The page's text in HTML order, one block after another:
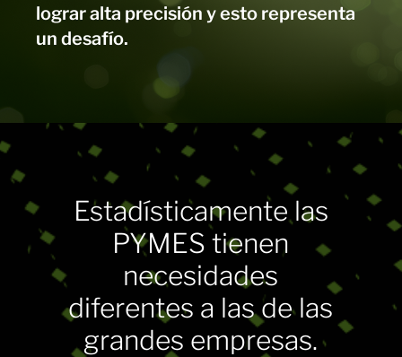
lograr alta precisión y esto representa
un desafío.
Estadísticamente las
PYMES tienen
necesidades
diferentes a las de las
grandes empresas.